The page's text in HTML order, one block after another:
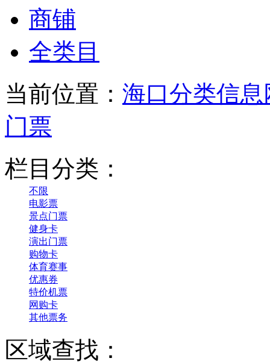
商铺
全类目
当前位置： 海口分类信息
门票
栏目分类：
不限
电影票
景点门票
健身卡
演出门票
购物卡
体育赛事
优惠券
特价机票
网购卡
其他票务
区域查找：